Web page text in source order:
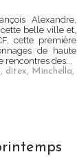
Alexandre,
belle ville et,
cette première
de haute
rencontres des...
, ditex, Minchella,